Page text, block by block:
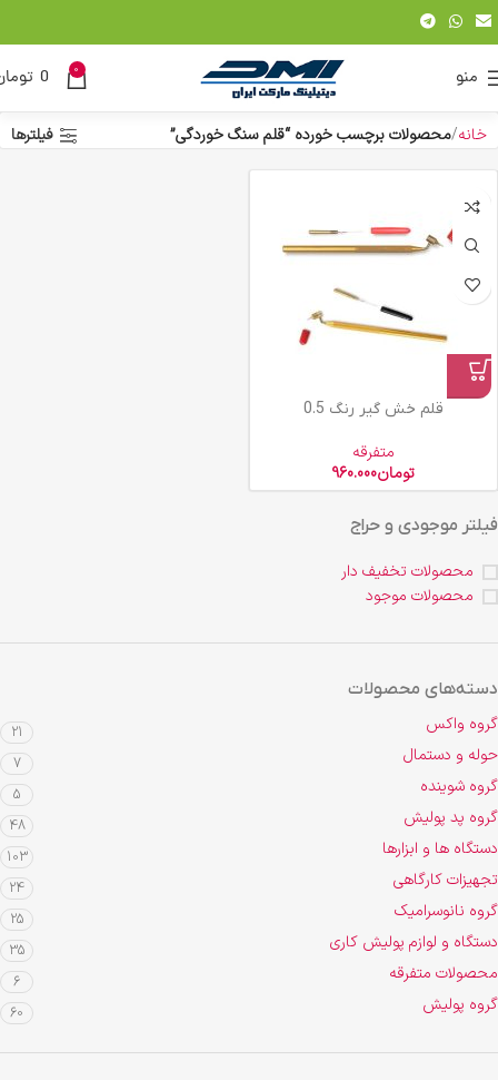
منو 0
0
فیلتر موجودی و حراج
محصولات تخفیف دار
محصولات موجود
دسته‌های محصولات
گروه واکس 21
حوله و دستمال 7
گروه شوینده 5
گروه پد پولیش 48
دستگاه ها و ابزارها 103
تجهیزات کارگاهی 24
گروه نانوسرامیک 25
دستگاه و لوازم پولیش کاری 35
محصولات متفرقه 6
گروه پولیش 60
خانه محصولات برچسب خورده “قلم سنگ خوردگی” فیلترها
قلم خش گیر رنگ 0.5
متفرقه
تومان960.000